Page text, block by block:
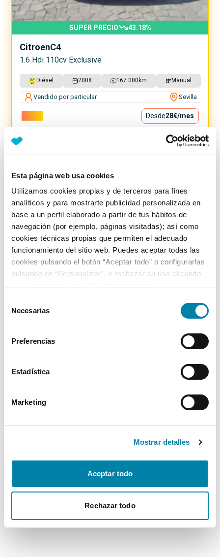
Esta página web usa cookies
Utilizamos cookies propias y de terceros para fines
analíticos y para mostrarte publicidad personalizada en
base a un perfil elaborado a partir de tus hábitos de
navegación (por ejemplo, páginas visitadas); así como
cookies técnicas propias que permiten el adecuado
funcionamiento del sitio web. Puedes aceptar todas las
cookies pulsando el botón “Aceptar todo” o configurarlas
pulsando en “Personalizar”, o rechazar su uso clicando
Necesarias
Preferencias
Estadística
Marketing
Mostrar detalles
Aceptar todo
Rechazar todo
SUPER PRECIO 43.18%
CitroenC4
1.6 Hdi 110cv Exclusive
Diésel 2008 167.000 km Manual
Vendido por particular Sevilla
Desde28€/mes